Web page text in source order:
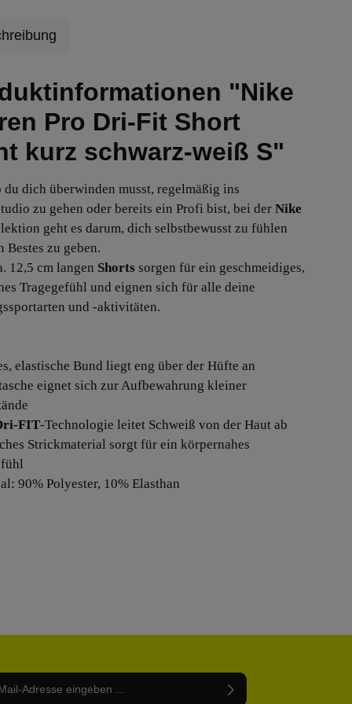
"Nike
Pro Dri-Fit Short
kurz schwarz-weiß S"
du dich überwinden musst, regelmäßig ins
zu gehen oder bereits ein Profi bist, bei der Nike
geht es darum, dich selbstbewusst zu fühlen
Bestes zu geben.
12,5 cm langen Shorts sorgen für ein geschmeidiges,
Tragegefühl und eignen sich für alle deine
und -aktivitäten.
elastische Bund liegt eng über der Hüfte an
eignet sich zur Aufbewahrung kleiner
FIT-Technologie leitet Schweiß von der Haut ab
Strickmaterial sorgt für ein körpernahes
90% Polyester, 10% Elasthan